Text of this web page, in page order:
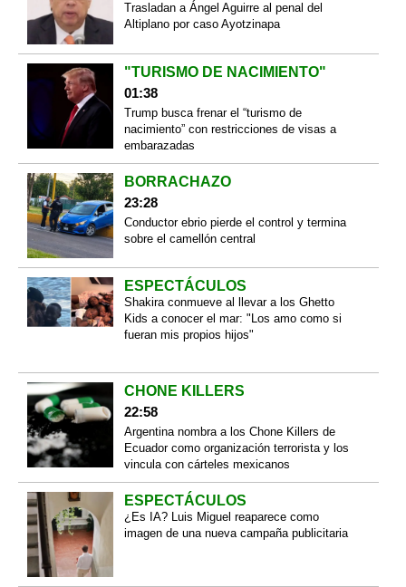
Trasladan a Ángel Aguirre al penal del
Altiplano por caso Ayotzinapa
"TURISMO DE NACIMIENTO"
01:38
Trump busca frenar el “turismo de
nacimiento” con restricciones de visas a
embarazadas
BORRACHAZO
23:28
Conductor ebrio pierde el control y termina
sobre el camellón central
ESPECTÁCULOS
Shakira conmueve al llevar a los Ghetto
Kids a conocer el mar: "Los amo como si
fueran mis propios hijos"
CHONE KILLERS
22:58
Argentina nombra a los Chone Killers de
Ecuador como organización terrorista y los
vincula con cárteles mexicanos
ESPECTÁCULOS
¿Es IA? Luis Miguel reaparece como
imagen de una nueva campaña publicitaria